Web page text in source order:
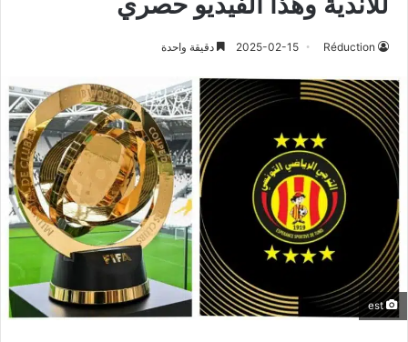
Réduction
2025-02-15 دقيقة واحدة
est